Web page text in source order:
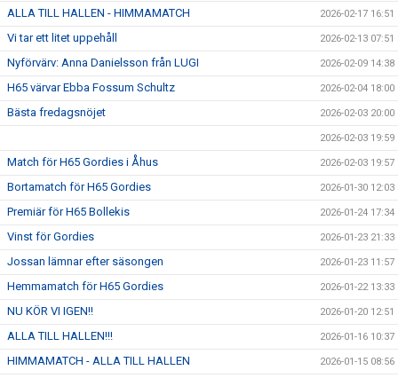
ALLA TILL HALLEN - HIMMAMATCH 2026-02-17 16:51
Vi tar ett litet uppehåll 2026-02-13 07:51
Nyförvärv: Anna Danielsson från LUGI 2026-02-09 14:38
H65 värvar Ebba Fossum Schultz 2026-02-04 18:00
Bästa fredagsnöjet 2026-02-03 20:00
2026-02-03 19:59
Match för H65 Gordies i Åhus 2026-02-03 19:57
Bortamatch för H65 Gordies 2026-01-30 12:03
Premiär för H65 Bollekis 2026-01-24 17:34
Vinst för Gordies 2026-01-23 21:33
Jossan lämnar efter säsongen 2026-01-23 11:57
Hemmamatch för H65 Gordies 2026-01-22 13:33
NU KÖR VI IGEN!! 2026-01-20 12:51
ALLA TILL HALLEN!!! 2026-01-16 10:37
HIMMAMATCH - ALLA TILL HALLEN 2026-01-15 08:56